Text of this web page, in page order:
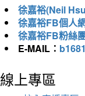
徐嘉裕(Neil
徐嘉裕FB個人
徐嘉裕FB粉絲
E-MAIL：
線上專區